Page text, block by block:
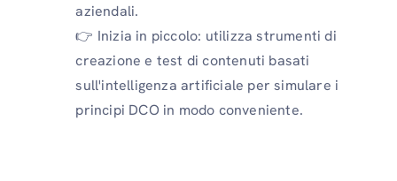
aziendali.
👉 Inizia in piccolo: utilizza strumenti di
creazione e test di contenuti basati
sull'intelligenza artificiale per simulare i
principi DCO in modo conveniente.